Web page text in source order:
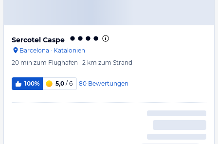
Sercotel Caspe
Barcelona · Katalonien
20 min zum Flughafen · 2 km zum Strand
100% 5,0 / 6 80 Bewertungen